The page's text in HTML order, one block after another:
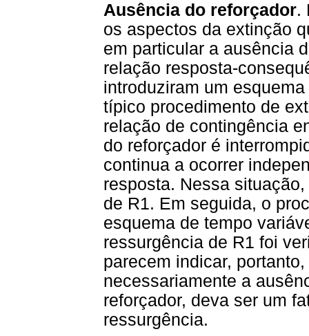
Ausência do reforçador.
os aspectos da extinção
em particular a ausência
relação resposta-
introduziram um
típico procedimento de
relação de contingência
do reforçador é
continua a ocorrer
resposta. Nessa
de R1. Em seguida, o
esquema de tempo
ressurgência de R1 foi
parecem indicar,
necessariamente a
reforçador, deva ser um
ressurgência.